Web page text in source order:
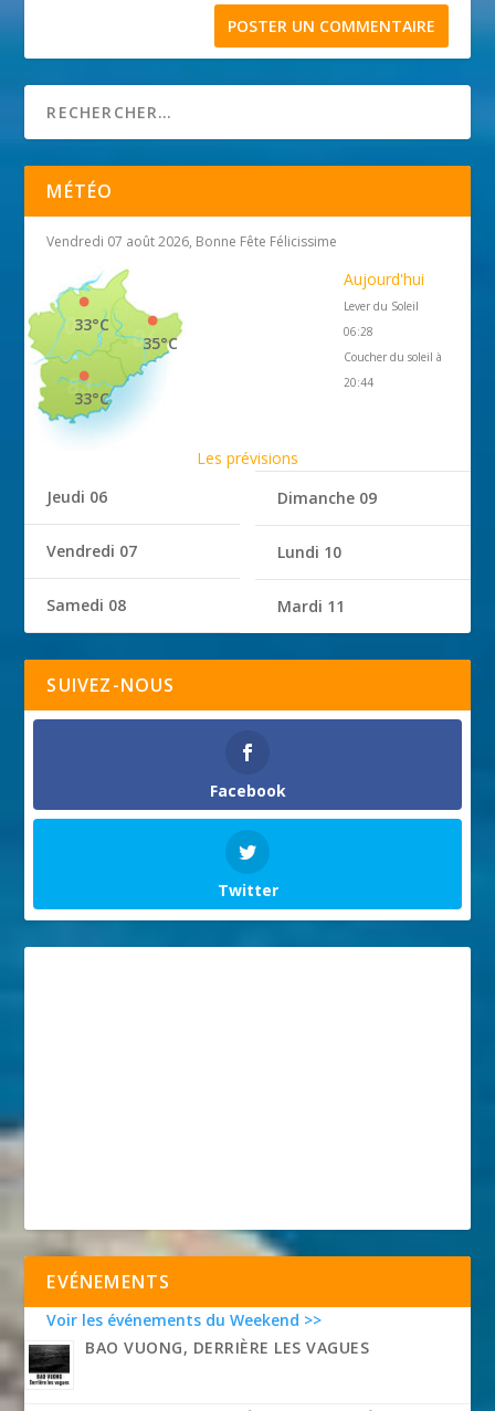
MÉTÉO
Vendredi 07 août 2026, Bonne Fête Félicissime
35°C
33°C
33°C
Aujourd'hui
Lever du Soleil
06:28
Coucher du soleil à
20:44
Les prévisions
Jeudi 06
Vendredi 07
Samedi 08
Dimanche 09
Lundi 10
Mardi 11
SUIVEZ-NOUS
Facebook
Twitter
EVÉNEMENTS
Voir les événements du Weekend >>
BAO VUONG, DERRIÈRE LES VAGUES